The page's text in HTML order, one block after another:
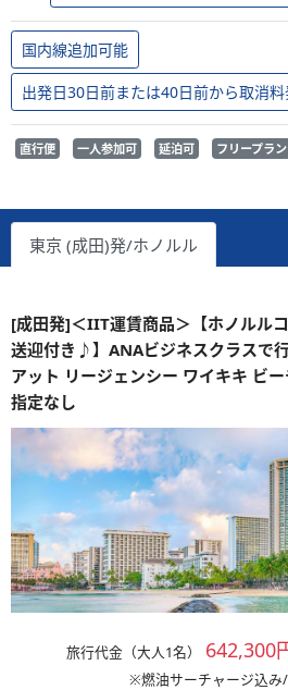
国内線追加可能
出発日30日前または40日前から取消料
直行便 一人参加可 延泊可 フリープラン
東京 (成田)発/ホノルル
[成田発]＜IIT運賃商品＞【ホノルル
送迎付き♪】ANAビジネスクラスで
アット リージェンシー ワイキキ ビ
指定なし
旅行代金（大人1名） 642,300
※燃油サーチャージ込み